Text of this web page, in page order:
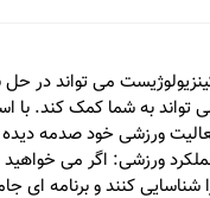
می تواند در
می تواند به شما کمک
ارائه دهند. 2. صدمات ورزشی: اگر
تواند شما را در جلوگیری از صدمات آتی یاری